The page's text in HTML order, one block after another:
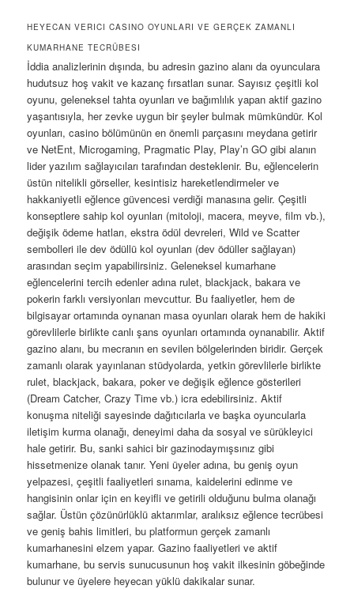
HEYECAN VERICI CASINO OYUNLARI VE GERÇEK ZAMANLI
KUMARHANE TECRÜBESI
İddia analizlerinin dışında, bu adresin gazino alanı da oyunculara
hudutsuz hoş vakit ve kazanç fırsatları sunar. Sayısız çeşitli kol
oyunu, geleneksel tahta oyunları ve bağımlılık yapan aktif gazino
yaşantısıyla, her zevke uygun bir şeyler bulmak mümkündür. Kol
oyunları, casino bölümünün en önemli parçasını meydana getirir
ve NetEnt, Microgaming, Pragmatic Play, Play’n GO gibi alanın
lider yazılım sağlayıcıları tarafından desteklenir. Bu, eğlencelerin
üstün nitelikli görseller, kesintisiz hareketlendirmeler ve
hakkaniyetli eğlence güvencesi verdiği manasına gelir. Çeşitli
konseptlere sahip kol oyunları (mitoloji, macera, meyve, film vb.),
değişik ödeme hatları, ekstra ödül devreleri, Wild ve Scatter
sembolleri ile dev ödüllü kol oyunları (dev ödüller sağlayan)
arasından seçim yapabilirsiniz. Geleneksel kumarhane
eğlencelerini tercih edenler adına rulet, blackjack, bakara ve
pokerin farklı versiyonları mevcuttur. Bu faaliyetler, hem de
bilgisayar ortamında oynanan masa oyunları olarak hem de hakiki
görevlilerle birlikte canlı şans oyunları ortamında oynanabilir. Aktif
gazino alanı, bu mecranın en sevilen bölgelerinden biridir. Gerçek
zamanlı olarak yayınlanan stüdyolarda, yetkin görevlilerle birlikte
rulet, blackjack, bakara, poker ve değişik eğlence gösterileri
(Dream Catcher, Crazy Time vb.) icra edebilirsiniz. Aktif
konuşma niteliği sayesinde dağıtıcılarla ve başka oyuncularla
iletişim kurma olanağı, deneyimi daha da sosyal ve sürükleyici
hale getirir. Bu, sanki sahici bir gazinodaymışsınız gibi
hissetmenize olanak tanır. Yeni üyeler adına, bu geniş oyun
yelpazesi, çeşitli faaliyetleri sınama, kaidelerini edinme ve
hangisinin onlar için en keyifli ve getirili olduğunu bulma olanağı
sağlar. Üstün çözünürlüklü aktarımlar, aralıksız eğlence tecrübesi
ve geniş bahis limitleri, bu platformun gerçek zamanlı
kumarhanesini elzem yapar. Gazino faaliyetleri ve aktif
kumarhane, bu servis sunucusunun hoş vakit ilkesinin göbeğinde
bulunur ve üyelere heyecan yüklü dakikalar sunar.